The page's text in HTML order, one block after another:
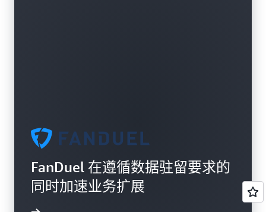
FanDuel 在遵循数据驻留要求的
同时加速业务扩展